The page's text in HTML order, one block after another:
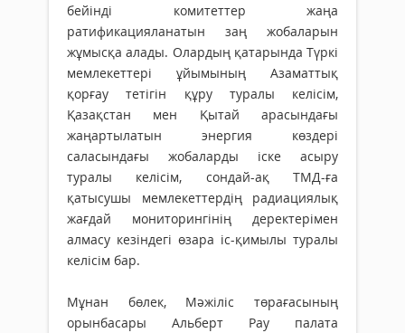
бейінді комитеттер жаңа
ратификацияланатын заң жобаларын
жұмысқа алады. Олардың қатарында Түркі
мемлекеттері ұйымының Азаматтық
қорғау тетігін құру туралы келісім,
Қазақстан мен Қытай арасындағы
жаңартылатын энергия көздері
саласындағы жобаларды іске асыру
туралы келісім, сондай-ақ ТМД-ға
қатысушы мемлекеттердің радиациялық
жағдай мониторингінің деректерімен
алмасу кезіндегі өзара іс-қимылы туралы
келісім бар.
Мұнан бөлек, Мәжіліс төрағасының
орынбасары Альберт Рау палата